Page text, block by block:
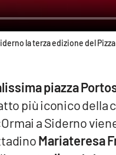
la terza edizione del
piazza
più iconico della
a Siderno
Mariateresa